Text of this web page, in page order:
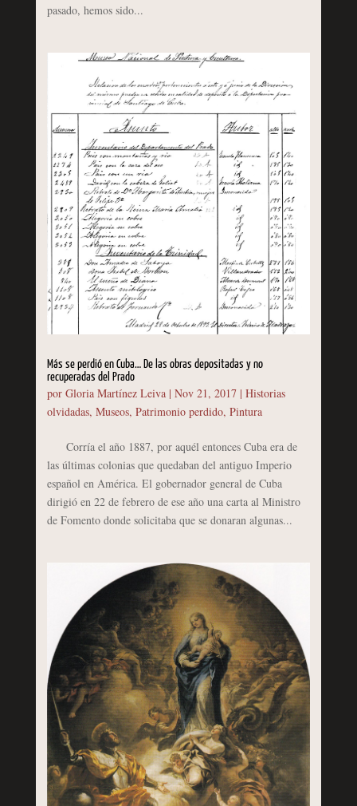
pasado, hemos sido...
Más se perdió en Cuba… De las obras depositadas y no
recuperadas del Prado
por Gloria Martínez Leiva| Nov 21, 2017| Historias
olvidadas, Museos, Patrimonio perdido, Pintura
Corría el año 1887, por aquél entonces Cuba era de
las últimas colonias que quedaban del antiguo Imperio
español en América. El gobernador general de Cuba
dirigió en 22 de febrero de ese año una carta al Ministro
de Fomento donde solicitaba que se donaran algunas...